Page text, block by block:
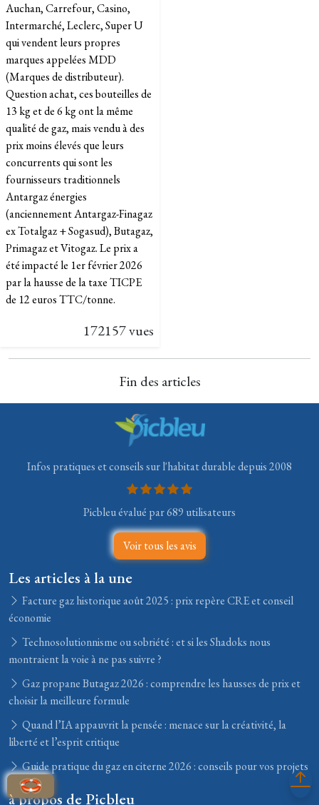
Auchan, Carrefour, Casino,
Intermarché, Leclerc, Super U
qui vendent leurs propres
marques appelées MDD
(Marques de distributeur).
Question achat, ces bouteilles de
13 kg et de 6 kg ont la même
qualité de gaz, mais vendu à des
prix moins élevés que leurs
concurrents qui sont les
fournisseurs traditionnels
Antargaz énergies
(anciennement Antargaz-Finagaz
ex Totalgaz + Sogasud), Butagaz,
Primagaz et Vitogaz. Le prix a
été impacté le 1er février 2026
par la hausse de la taxe TICPE
de 12 euros TTC/tonne.
172157 vues
Fin des articles
Infos pratiques et conseils sur l'habitat durable depuis 2008
Picbleu évalué par 689 utilisateurs
Voir tous les avis
Les articles à la une
Facture gaz historique août 2025 : prix repère CRE et conseil
économie
Technosolutionnisme ou sobriété : et si les Shadoks nous
montraient la voie à ne pas suivre ?
Gaz propane Butagaz 2026 : comprendre les hausses de prix et
choisir la meilleure formule
Quand l’IA appauvrit la pensée : menace sur la créativité, la
liberté et l’esprit critique
Guide pratique du gaz en citerne 2026 : conseils pour vos projets
à propos de Picbleu